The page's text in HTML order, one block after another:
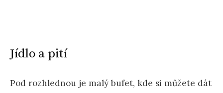
Jídlo a pití
Pod rozhlednou je malý bufet, kde si můžete dát